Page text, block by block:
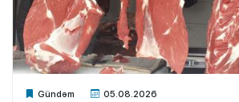
Gündəm 05.08.2026
Xalq.Online